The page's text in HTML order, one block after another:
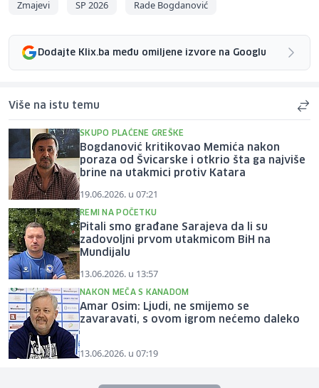
Zmajevi SP 2026 Rade Bogdanović
Dodajte Klix.ba među omiljene izvore na Googlu
Više na istu temu
SKUPO PLAĆENE GREŠKE
Bogdanović kritikovao Memića nakon
poraza od Švicarske i otkrio šta ga najviše
brine na utakmici protiv Katara
19.06.2026. u 07:21
REMI NA POČETKU
Pitali smo građane Sarajeva da li su
zadovoljni prvom utakmicom BiH na
Mundijalu
13.06.2026. u 13:57
NAKON MEČA S KANADOM
Amar Osim: Ljudi, ne smijemo se
zavaravati, s ovom igrom nećemo daleko
13.06.2026. u 07:19